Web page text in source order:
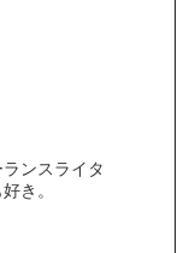
ンスライタ
き。